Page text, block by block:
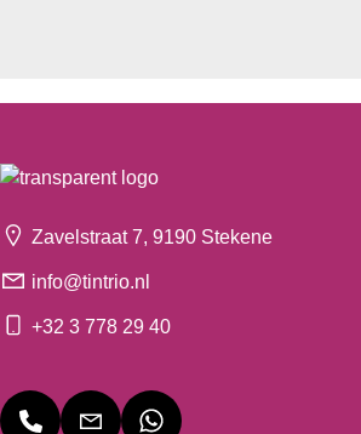
Zavelstraat 7, 9190 Stekene
info@tintrio.nl
+32 3 778 29 40